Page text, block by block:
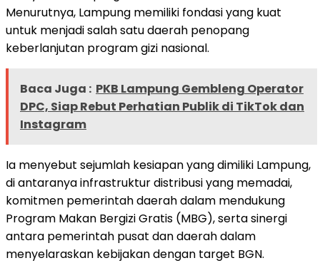
Menurutnya, Lampung memiliki fondasi yang kuat
untuk menjadi salah satu daerah penopang
keberlanjutan program gizi nasional.
Baca Juga : PKB Lampung Gembleng Operator
DPC, Siap Rebut Perhatian Publik di TikTok dan
Instagram
‎Ia menyebut sejumlah kesiapan yang dimiliki Lampung,
di antaranya infrastruktur distribusi yang memadai,
komitmen pemerintah daerah dalam mendukung
Program Makan Bergizi Gratis (MBG), serta sinergi
antara pemerintah pusat dan daerah dalam
menyelaraskan kebijakan dengan target BGN.